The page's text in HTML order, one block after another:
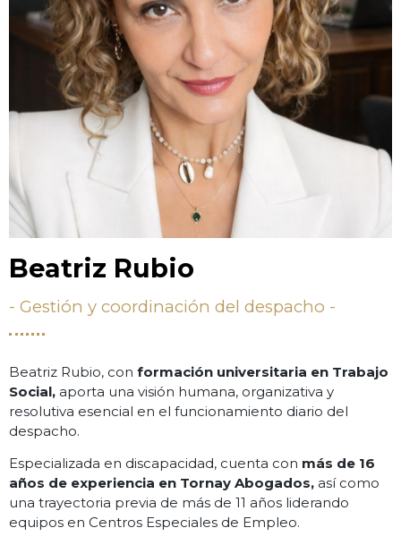
Beatriz Rubio
- Gestión y coordinación del despacho -
Beatriz Rubio, con formación universitaria en Trabajo
Social, aporta una visión humana, organizativa y
resolutiva esencial en el funcionamiento diario del
despacho.
Especializada en discapacidad, cuenta con más de 16
años de experiencia en Tornay Abogados, así como
una trayectoria previa de más de 11 años liderando
equipos en Centros Especiales de Empleo.